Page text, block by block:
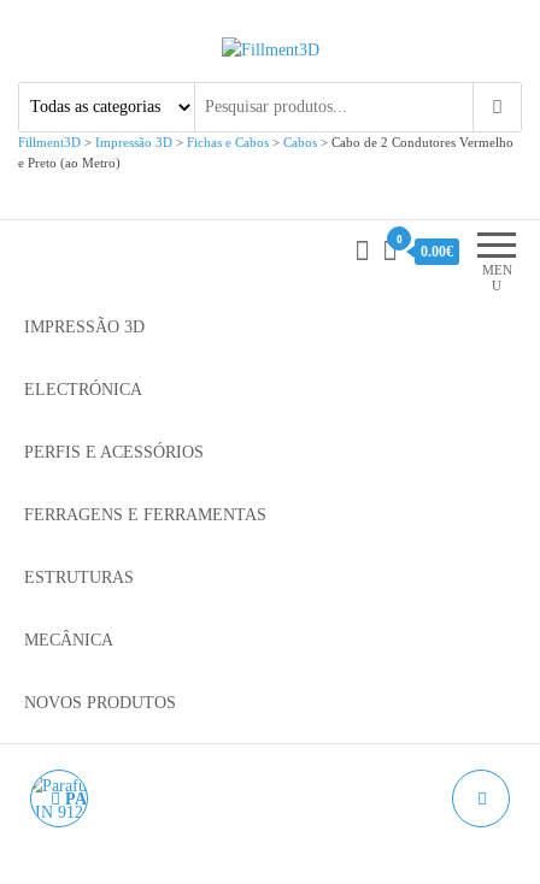
Fillment3D
Fillment3D > Impressão 3D > Fichas e Cabos > Cabos > Cabo de 2 Condutores Vermelho
e Preto (ao Metro)
MEN
U
0
0.00€
IMPRESSÃO 3D
ELECTRÓNICA
PERFIS E ACESSÓRIOS
FERRAGENS E FERRAMENTAS
ESTRUTURAS
MECÂNICA
NOVOS PRODUTOS
PARAFUSO SEXTAVADO DISSIPADOR TIPO V6